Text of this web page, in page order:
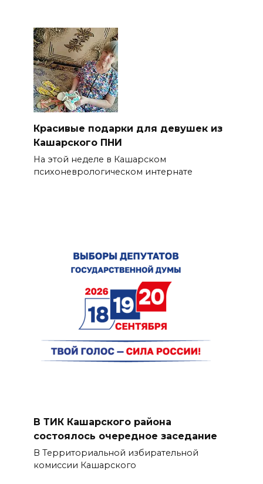
Красивые подарки для девушек из
Кашарского ПНИ
На этой неделе в Кашарском
психоневрологическом интернате
В ТИК Кашарского района
состоялось очередное заседание
В Территориальной избирательной
комиссии Кашарского